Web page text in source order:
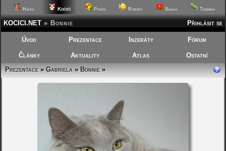
Hafíci Kočičí Ptáčci Rybičky Skalky Terárka
Přihlásit se
KOCICI.NET » Bonnie
Úvod Prezentace Inzeráty Fórum
Články Aktuality Atlas
Ostatní
Prezentace»Gabriela»Bonnie»